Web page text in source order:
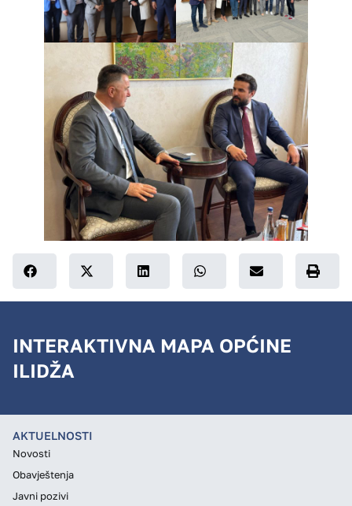
INTERAKTIVNA MAPA OPĆINE
ILIDŽA
AKTUELNOSTI
Novosti
Obavještenja
Javni pozivi